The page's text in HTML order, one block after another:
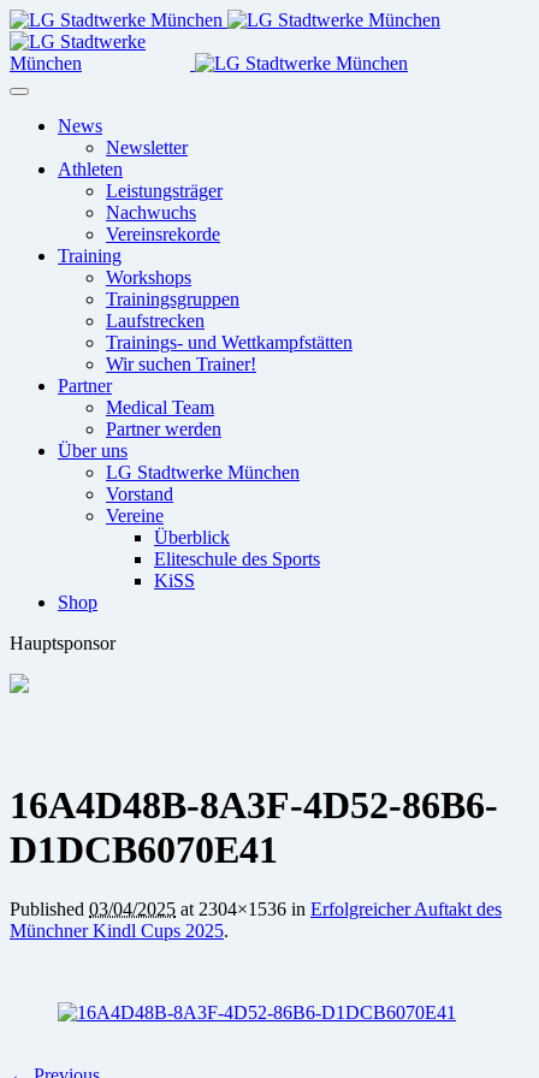
News
Newsletter
Athleten
Leistungsträger
Nachwuchs
Vereinsrekorde
Training
Workshops
Trainingsgruppen
Laufstrecken
Trainings- und Wettkampfstätten
Wir suchen Trainer!
Partner
Medical Team
Partner werden
Über uns
LG Stadtwerke München
Vorstand
Vereine
Überblick
Eliteschule des Sports
KiSS
Shop
Hauptsponsor
16A4D48B-8A3F-4D52-86B6-
D1DCB6070E41
Published 03/04/2025 at 2304×1536 in Erfolgreicher Auftakt des
Münchner Kindl Cups 2025.